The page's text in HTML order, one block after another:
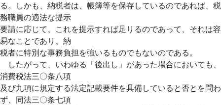
る。しかも、納税者は、帳簿等を保存しているのであれば、税
務職員の適法な提示
要請に応じて、これを提示すれば足りるのであって、それは容
易なことであり、納
税者に特別な事務負担を強いるものでもないのである。
したがって、いわゆる「後出し」があった場合においても、
消費税法三〇条八項
及び九項に規定する法定記載要件を具備していると否とを問わ
ず、同法三〇条七項